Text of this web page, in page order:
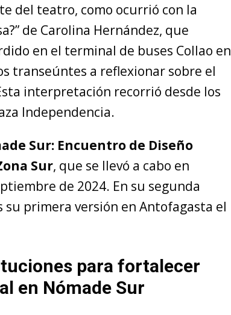
del teatro, como ocurrió con la
de Carolina Hernández, que
en el terminal de buses Collao en
transeúntes a reflexionar sobre el
interpretación recorrió desde los
Independencia.
Sur: Encuentro de Diseño
Sur, que se llevó a cabo en
de 2024. En su segunda
primera versión en Antofagasta el
para fortalecer
en Nómade Sur